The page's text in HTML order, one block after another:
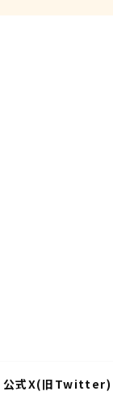
公式X(旧Twitter)